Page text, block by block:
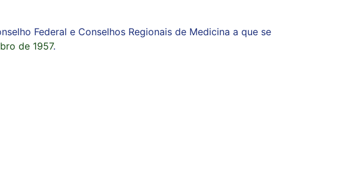
Federal e Conselhos Regionais de Medicina a que se
de 1957.